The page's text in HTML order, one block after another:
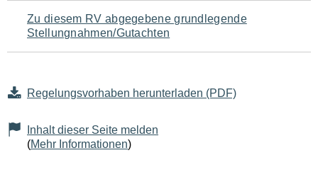
Zu diesem RV abgegebene grundlegende
Stellungnahmen/Gutachten
Regelungsvorhaben herunterladen (PDF)
Inhalt dieser Seite melden
(Mehr Informationen)